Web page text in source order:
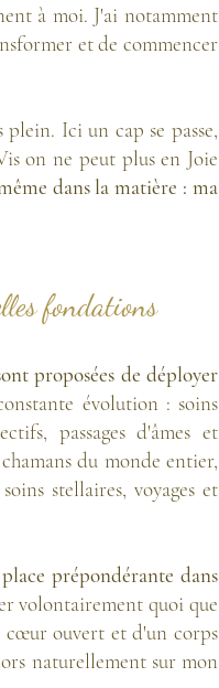
à moi. J'ai notamment
et de commencer
plein. Ici un cap se passe,
on ne peut plus en Joie
dans la matière : ma
fondations
proposées de déployer
évolution : soins
passages d'âmes et
du monde entier,
stellaires, voyages et
prépondérante dans
volontairement quoi que
cœur ouvert et d'un corps
naturellement sur mon